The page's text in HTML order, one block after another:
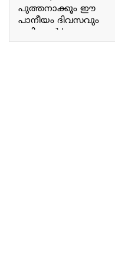
പുത്തനാക്കൂം ഈ
പാനീയം ദിവസവും
കഴിച്ചാൽ.! എല്ലാ
ആരോഗ്യ